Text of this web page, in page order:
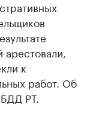
к
работ. Об
РТ.